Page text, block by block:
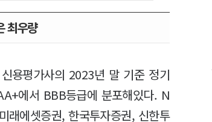
최우량
용평가사의 2023년 말 기준 정기
에서 BBB등급에 분포해있다. N
래에셋증권, 한국투자증권, 신한투